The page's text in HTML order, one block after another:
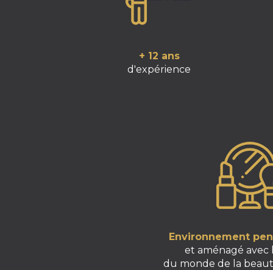
+ 12 ans
d'expérience
Environnement
et aménagé avec
du monde de la